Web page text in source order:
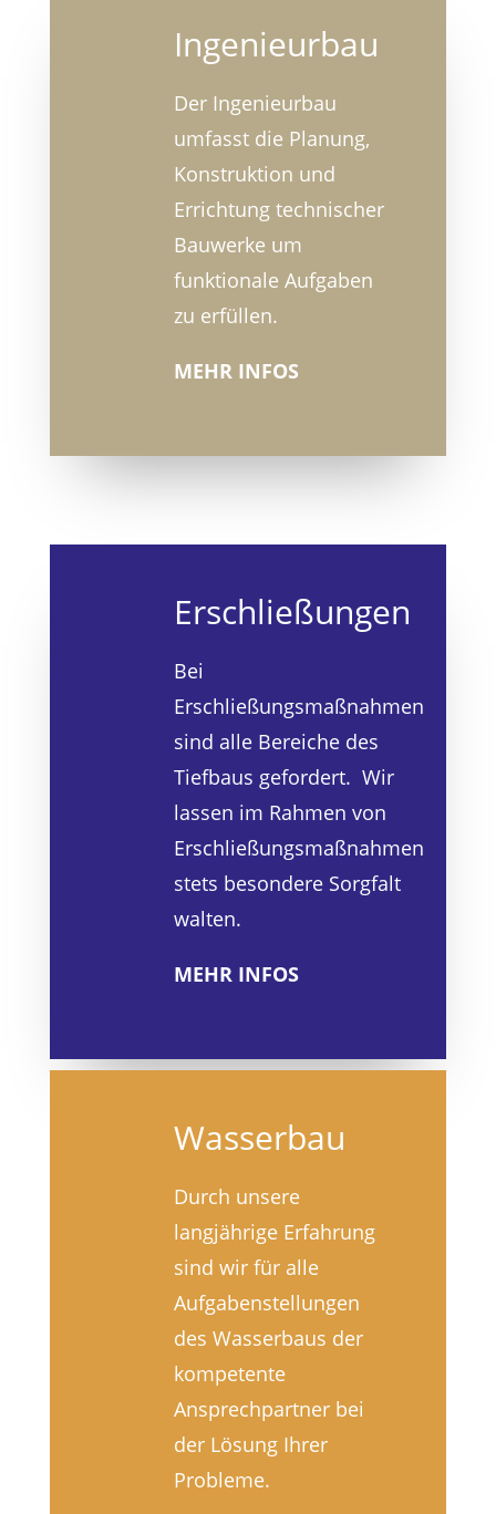
Ingenieurbau
Der Ingenieurbau
umfasst die Planung,
Konstruktion und
Errichtung technischer
Bauwerke um
funktionale Aufgaben
zu erfüllen.
MEHR INFOS
Erschließungen
Bei
Erschließungsmaßnahmen
sind alle Bereiche des
Tiefbaus gefordert. Wir
lassen im Rahmen von
Erschließungsmaßnahmen
stets besondere Sorgfalt
walten.
MEHR INFOS
Wasserbau
Durch unsere
langjährige Erfahrung
sind wir für alle
Aufgabenstellungen
des Wasserbaus der
kompetente
Ansprechpartner bei
der Lösung Ihrer
Probleme.